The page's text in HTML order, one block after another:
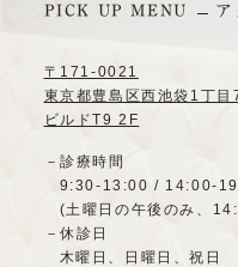
PICK UP MENU ア
〒171-0021
東京都豊島区西池袋1丁
ビルドT9 2F
－診療時間
9:30-13:00 / 14:00-
(土曜日の午後のみ、
－休診日
木曜日、日曜日、祝日